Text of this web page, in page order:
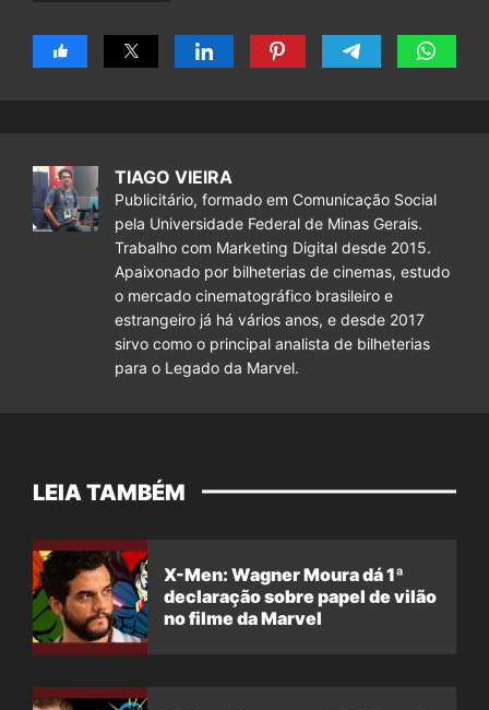
TIAGO VIEIRA
Publicitário, formado em Comunicação Social
pela Universidade Federal de Minas Gerais.
Trabalho com Marketing Digital desde 2015.
Apaixonado por bilheterias de cinemas, estudo
o mercado cinematográfico brasileiro e
estrangeiro já há vários anos, e desde 2017
sirvo como o principal analista de bilheterias
para o Legado da Marvel.
LEIA TAMBÉM
X-Men: Wagner Moura dá 1ª
declaração sobre papel de vilão
no filme da Marvel